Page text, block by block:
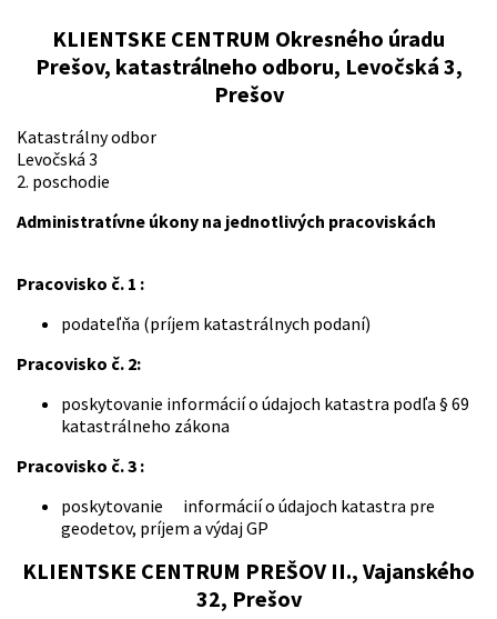
KLIENTSKE CENTRUM Okresného úradu
Prešov, katastrálneho odboru, Levočská 3,
Prešov
Katastrálny odbor
Levočská 3
2. poschodie
Administratívne úkony na jednotlivých pracoviskách
Pracovisko č. 1 :
podateľňa (príjem katastrálnych podaní)
Pracovisko č. 2:
poskytovanie informácií o údajoch katastra podľa § 69
katastrálneho zákona
Pracovisko č. 3 :
poskytovanie informácií o údajoch katastra pre
geodetov, príjem a výdaj GP
KLIENTSKE CENTRUM PREŠOV II., Vajanského
32, Prešov